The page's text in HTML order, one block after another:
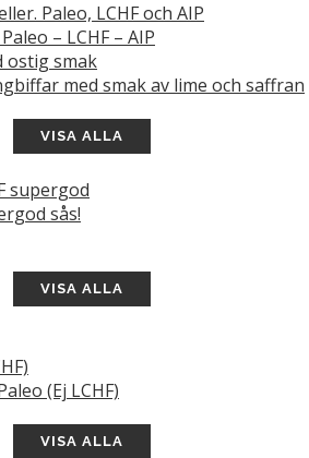
Paleo, LCHF och AIP
– LCHF – AIP
ostig smak
med smak av lime och saffran
VISA ALLA
supergod
sås!
VISA ALLA
(Ej LCHF)
VISA ALLA